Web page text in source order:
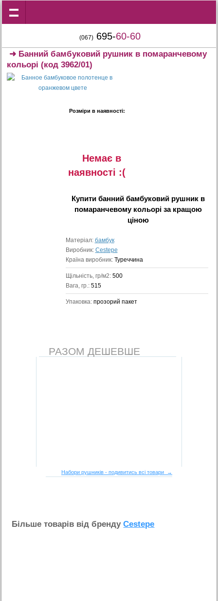
(067) 695-60-60
➜ Банний бамбуковий рушник в помаранчевому
кольорі (код 3962/01)
Розміри в наявності:
Немає в
наявностi :(
Купити банний бамбуковий рушник в
помаранчевому кольоріза кращою
ціною
Матеріал: бамбук
Виробник: Cestepe
Країна виробник: Туреччина
Щільність, гр/м2: 500
Вага, гр.: 515
Упаковка: прозорий пакет
РАЗОМ ДЕШЕВШЕ
Набори рушників - подивитись всі товари →
Бiльше товарiв вiд брендуCestepe